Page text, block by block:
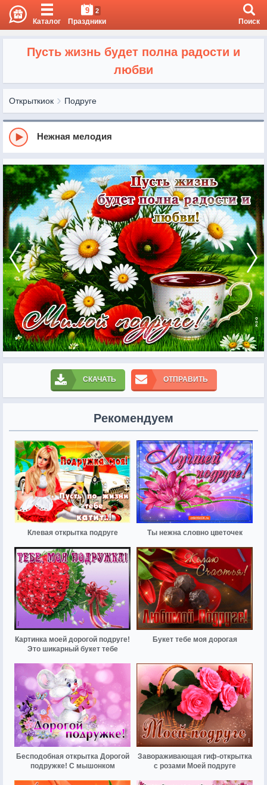
Каталог
9 2
Праздники Поиск
Пусть жизнь будет полна радости и
любви
Открыткиок Подруге
Нежная мелодия
СКАЧАТЬ ОТПРАВИТЬ
Рекомендуем
Клевая открытка подруге Ты нежна словно цветочек
Картинка моей дорогой подруге!
Это шикарный букет тебе
Букет тебе моя дорогая
Бесподобная открытка Дорогой
подружке! С мышонком
Завораживающая гиф-открытка
с розами Моей подруге